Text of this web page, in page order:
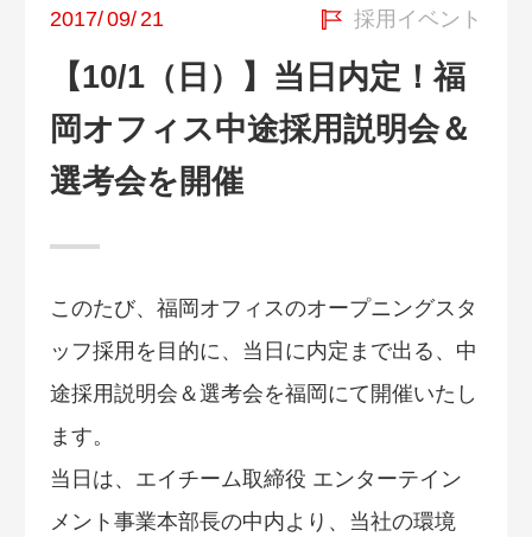
採用イベント
2017/09/21
【10/1（日）】当日内定！福
岡オフィス中途採用説明会＆
選考会を開催
このたび、福岡オフィスのオープニングスタ
ッフ採用を目的に、当日に内定まで出る、中
途採用説明会＆選考会を福岡にて開催いたし
ます。
当日は、エイチーム取締役 エンターテイン
メント事業本部長の中内より、当社の環境